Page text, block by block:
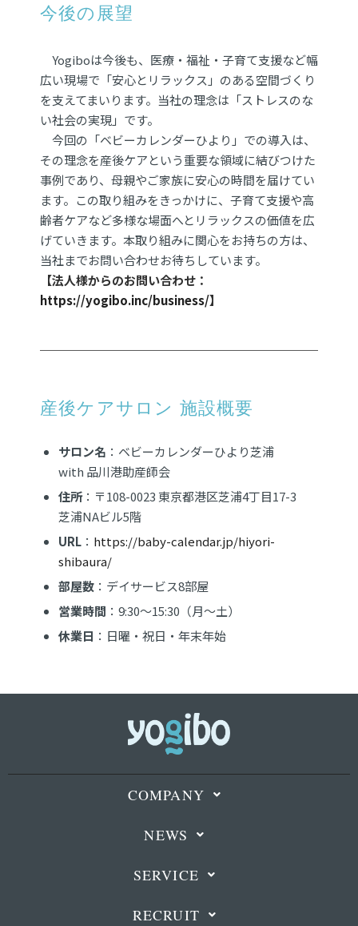
今後の展望
Yogiboは今後も、医療・福祉・子育て支援など幅
広い現場で「安心とリラックス」のある空間づくり
を支えてまいります。当社の理念は「ストレスのな
い社会の実現」です。
今回の「ベビーカレンダーひより」での導入は、
その理念を産後ケアという重要な領域に結びつけた
事例であり、母親やご家族に安心の時間を届けてい
ます。この取り組みをきっかけに、子育て支援や高
齢者ケアなど多様な場面へとリラックスの価値を広
げていきます。本取り組みに関心をお持ちの方は、
当社までお問い合わせお待ちしています。
【法人様からのお問い合わせ：
https://yogibo.inc/business/】
産後ケアサロン 施設概要
サロン名 ：ベビーカレンダーひより芝浦
with 品川港助産師会
住所：〒108-0023 東京都港区芝浦4丁目17-3
芝浦NAビル5階
URL： https://baby-calendar.jp/hiyori-
shibaura/
部屋数：デイサービス8部屋
営業時間 ：9:30〜15:30（月〜土）
休業日 ：日曜・祝日・年末年始
COMPANY
NEWS
SERVICE
RECRUIT